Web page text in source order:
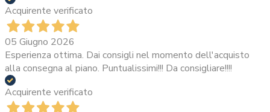
Acquirente verificato
05 Giugno 2026
Esperienza ottima. Dai consigli nel momento dell'acquisto
alla consegna al piano. Puntualissimi!!! Da consigliare!!!!
Acquirente verificato